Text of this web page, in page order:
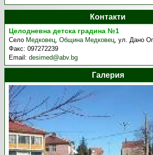
Контакти
Целодневна детска градина №1
Село Медковец,Община Медковец,ул. Дано
Факс:097272239
Email:desimed@abv.bg
Галерия